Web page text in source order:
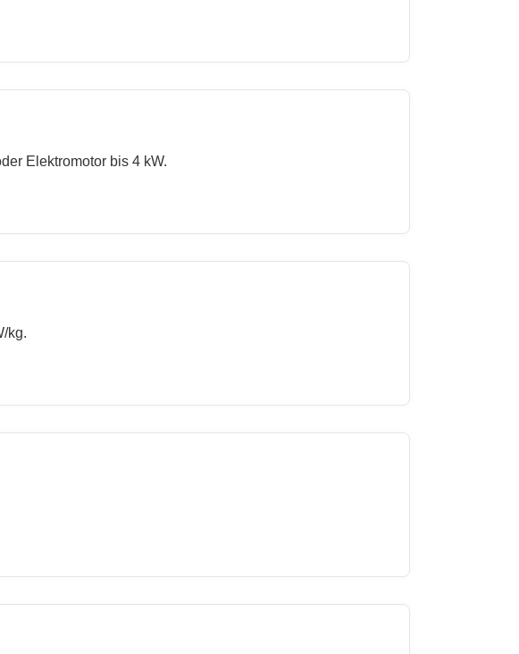
Elektromotor bis 4 kW.
kg.